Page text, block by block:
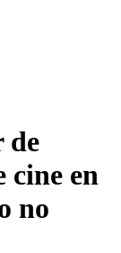
de
cine en
no